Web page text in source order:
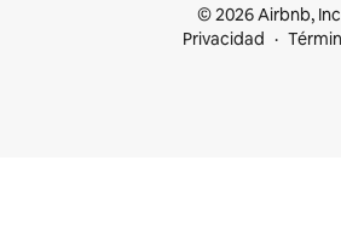
© 2026 Airbnb,
Privacidad